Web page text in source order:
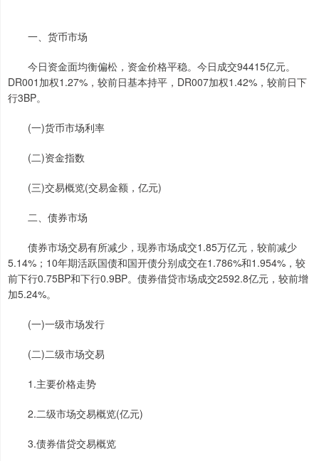
一、货币市场
今日资金面均衡偏松，资金价格平稳。今日成交94415亿元。
DR001加权1.27%，较前日基本持平，DR007加权1.42%，较前日下
行3BP。
(一)货币市场利率
(二)资金指数
(三)交易概览(交易金额，亿元)
二、债券市场
债券市场交易有所减少，现券市场成交1.85万亿元，较前减少
5.14%；10年期活跃国债和国开债分别成交在1.786%和1.954%，较
前下行0.75BP和下行0.9BP。债券借贷市场成交2592.8亿元，较前增
加5.24%。
(一)一级市场发行
(二)二级市场交易
1.主要价格走势
2.二级市场交易概览(亿元)
3.债券借贷交易概览